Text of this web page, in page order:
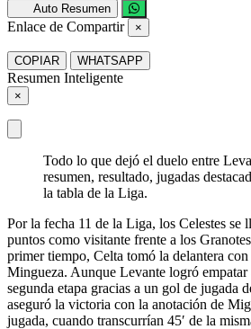
Auto Resumen
Enlace de Compartir ×
COPIAR WHATSAPP
Resumen Inteligente
×
Todo lo que dejó el duelo entre
resumen, resultado, jugadas
la tabla de la Liga.
Por la fecha 11 de la Liga, los Celestes se
puntos como visitante frente a los
primer tiempo, Celta tomó la delantera
Mingueza. Aunque Levante logró
segunda etapa gracias a un gol de jugada
aseguró la victoria con la anotación de
jugada, cuando transcurrían 45′ de la